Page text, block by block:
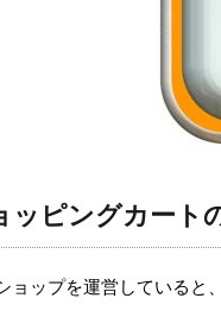
ッピングカート
ョップを運営していると、